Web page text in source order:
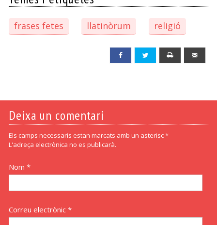
frases fetes llatinòrum religió
Facebook Twitter
Deixa un comentari
Els camps necessaris estan marcats amb un asterisc *
L'adreça electrònica no es publicarà.
Nom *
Correu electrònic *